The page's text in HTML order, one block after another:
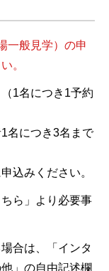
一般見学）の申
。
1名につき1予約
名につき3名まで
込みください。
ら」より必要事
合は、「インタ
」の自由記述欄